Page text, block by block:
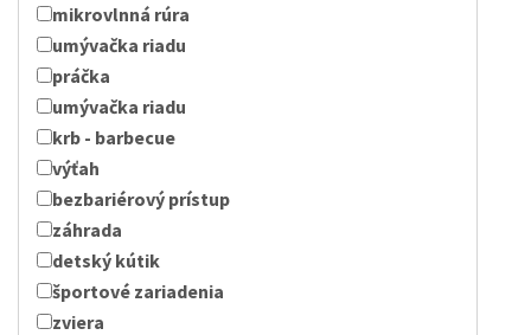
mikrovlnná rúra
umývačka riadu
práčka
umývačka riadu
krb - barbecue
výťah
bezbariérový prístup
záhrada
detský kútik
športové zariadenia
zviera